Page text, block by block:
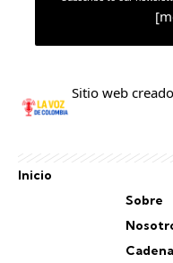
Sitio web
Inicio
Sobre
Cadena